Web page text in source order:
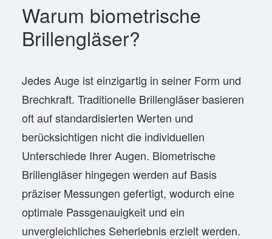
Warum biometrische
Brillengläser?
Jedes Auge ist einzigartig in seiner Form und
Brechkraft. Traditionelle Brillengläser basieren
oft auf standardisierten Werten und
berücksichtigen nicht die individuellen
Unterschiede Ihrer Augen. Biometrische
Brillengläser hingegen werden auf Basis
präziser Messungen gefertigt, wodurch eine
optimale Passgenauigkeit und ein
unvergleichliches Seherlebnis erzielt werden.